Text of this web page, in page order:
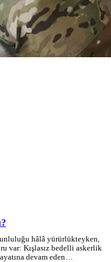
hâlâ yürürlükteyken,
var: Kışlasız bedelli askerlik
devam eden…